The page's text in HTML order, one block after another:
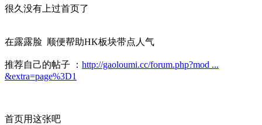
很久没有上过首页了
在露露脸 顺便帮助HK板块带点人气
推荐自己的帖子 ： http://gaoloumi.cc/forum.php?mod ...
&extra=page%3D1
首页用这张吧